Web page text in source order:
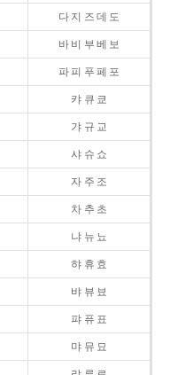
다 지 즈 데 도
바 비 부 베 보
파 피 푸 페 포
캬 큐 쿄
갸 규 교
샤 슈 쇼
자 주 조
차 추 초
냐 뉴 뇨
햐 휴 효
뱌 뷰 뵤
퍄 퓨 표
먀 뮤 묘